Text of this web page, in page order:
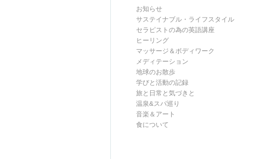
お知らせ
サステイナブル・ライフスタイル
セラピストの為の英語講座
ヒーリング
マッサージ＆ボディワーク
メディテーション
地球のお散歩
学びと活動の記録
旅と日常と気づきと
温泉&スパ巡り
音楽＆アート
食について